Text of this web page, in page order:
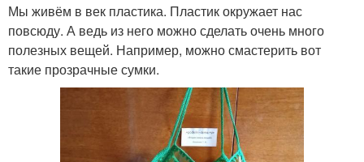
Мы живём в век пластика. Пластик окружает нас
повсюду. А ведь из него можно сделать очень много
полезных вещей. Например, можно смастерить вот
такие прозрачные сумки.